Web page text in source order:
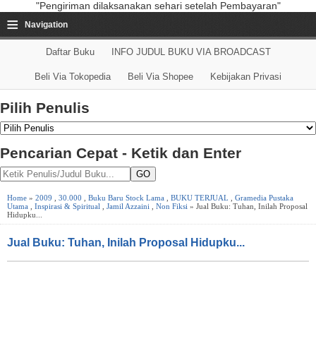
"Pengiriman dilaksanakan sehari setelah Pembayaran"
≡ Navigation
Daftar Buku INFO JUDUL BUKU VIA BROADCAST
Beli Via Tokopedia Beli Via Shopee Kebijakan Privasi
Pilih Penulis
Pencarian Cepat - Ketik dan Enter
GO
Home » 2009 30.000 Buku Baru Stock Lama BUKU TERJUAL
Gramedia Pustaka
Utama
Inspirasi & Spiritual Jamil Azzaini Non Fiksi » Jual Buku: Tuhan, Inilah Proposal
Hidupku...
Jual Buku: Tuhan, Inilah Proposal Hidupku...